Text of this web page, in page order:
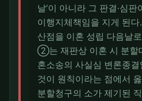
날’이 아니라 그 판결·심
이행지체책임을 지게 된
산점을 이혼 성립 다음날
②는 재판상 이혼 시 분할
혼소송의 사실심 변론종
것이 원칙이라는 점에서
분할청구의 소가 제기된